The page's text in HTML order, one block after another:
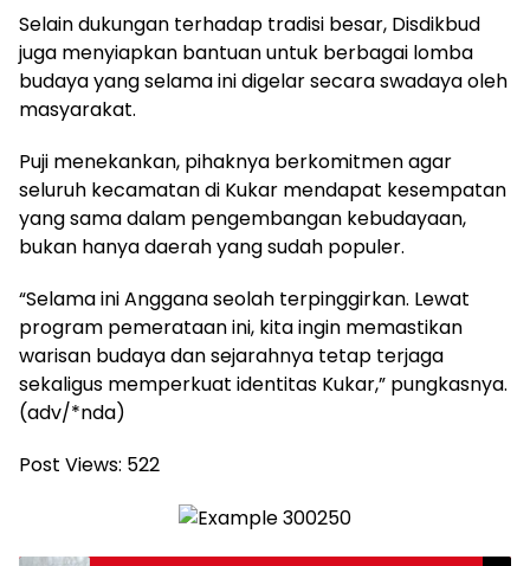
Selain dukungan terhadap tradisi besar, Disdikbud
juga menyiapkan bantuan untuk berbagai lomba
budaya yang selama ini digelar secara swadaya oleh
masyarakat.
Puji menekankan, pihaknya berkomitmen agar
seluruh kecamatan di Kukar mendapat kesempatan
yang sama dalam pengembangan kebudayaan,
bukan hanya daerah yang sudah populer.
“Selama ini Anggana seolah terpinggirkan. Lewat
program pemerataan ini, kita ingin memastikan
warisan budaya dan sejarahnya tetap terjaga
sekaligus memperkuat identitas Kukar,” pungkasnya.
(adv/*nda)
Post Views: 522